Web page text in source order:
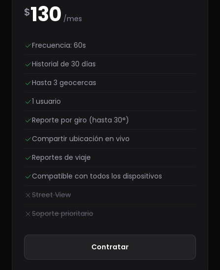
$130 /mes
Frecuencia: 60s
Historial de 30 días
Hasta 3 geocercas
1 usuario
Reporte por giro (hasta 30°)
Compartir ubicación en vivo
Reportes de viaje
Compatible con todos los dispositivos
Street View
Soporte prioritario
Contratar